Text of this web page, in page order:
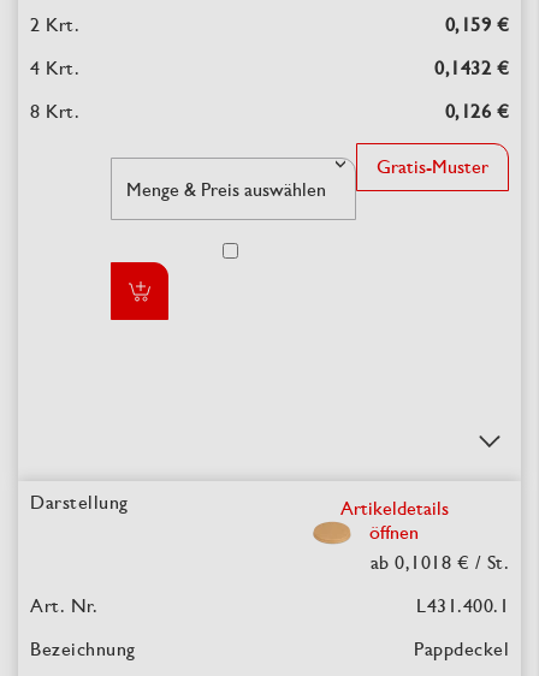
0,159 €
0,1432 €
0,126 €
Gratis-Muster
Artikeldetails
öffnen
ab 0,1018 € / St.
L431.400.1
Pappdeckel